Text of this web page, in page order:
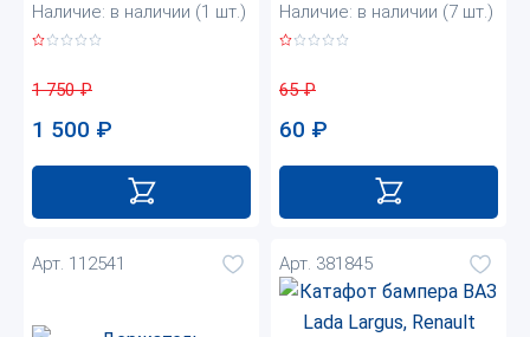
Наличие: в наличии (1 шт.)
1 750₽
1 500 ₽
Наличие: в наличии (7 шт.)
65₽
60 ₽
Арт. 112541 Арт. 381845